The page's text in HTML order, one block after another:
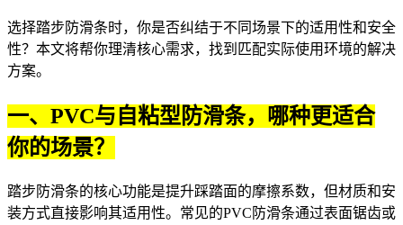
选择踏步防滑条时，你是否纠结于不同场景下的适用性和安全
性？本文将帮你理清核心需求，找到匹配实际使用环境的解决
方案。
一、PVC与自粘型防滑条，哪种更适合
你的场景？
踏步防滑条的核心功能是提升踩踏面的摩擦系数，但材质和安
装方式直接影响其适用性。常见的PVC防滑条通过表面锯齿或